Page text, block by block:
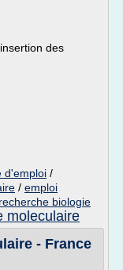
des
d'emploi /
/ emploi
biologie
moleculaire
- France